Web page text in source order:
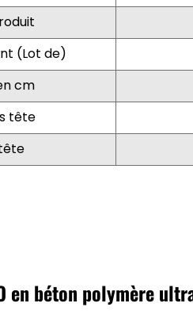
(Lot de)
cm
tête
en béton polymère